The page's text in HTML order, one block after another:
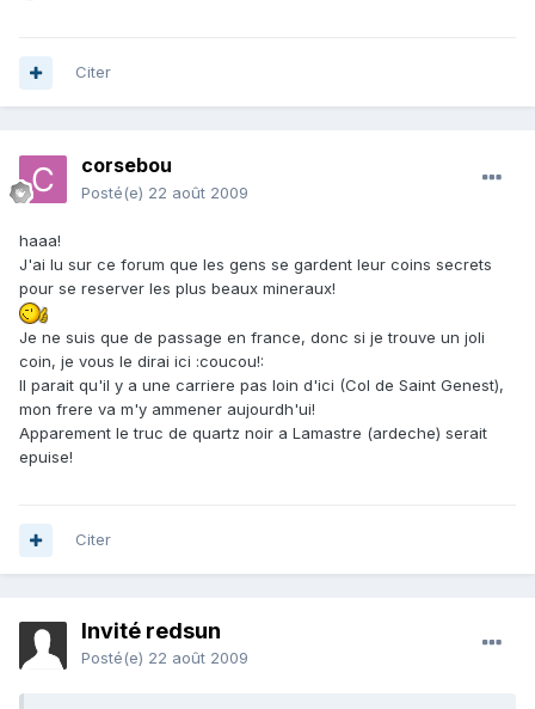
Citer
corsebou
Posté(e) 22 août 2009
haaa!
J'ai lu sur ce forum que les gens se gardent leur coins secrets
pour se reserver les plus beaux mineraux!
Je ne suis que de passage en france, donc si je trouve un joli
coin, je vous le dirai ici :coucou!:
Il parait qu'il y a une carriere pas loin d'ici (Col de Saint Genest),
mon frere va m'y ammener aujourdh'ui!
Apparement le truc de quartz noir a Lamastre (ardeche) serait
epuise!
Citer
Invité redsun
Posté(e) 22 août 2009